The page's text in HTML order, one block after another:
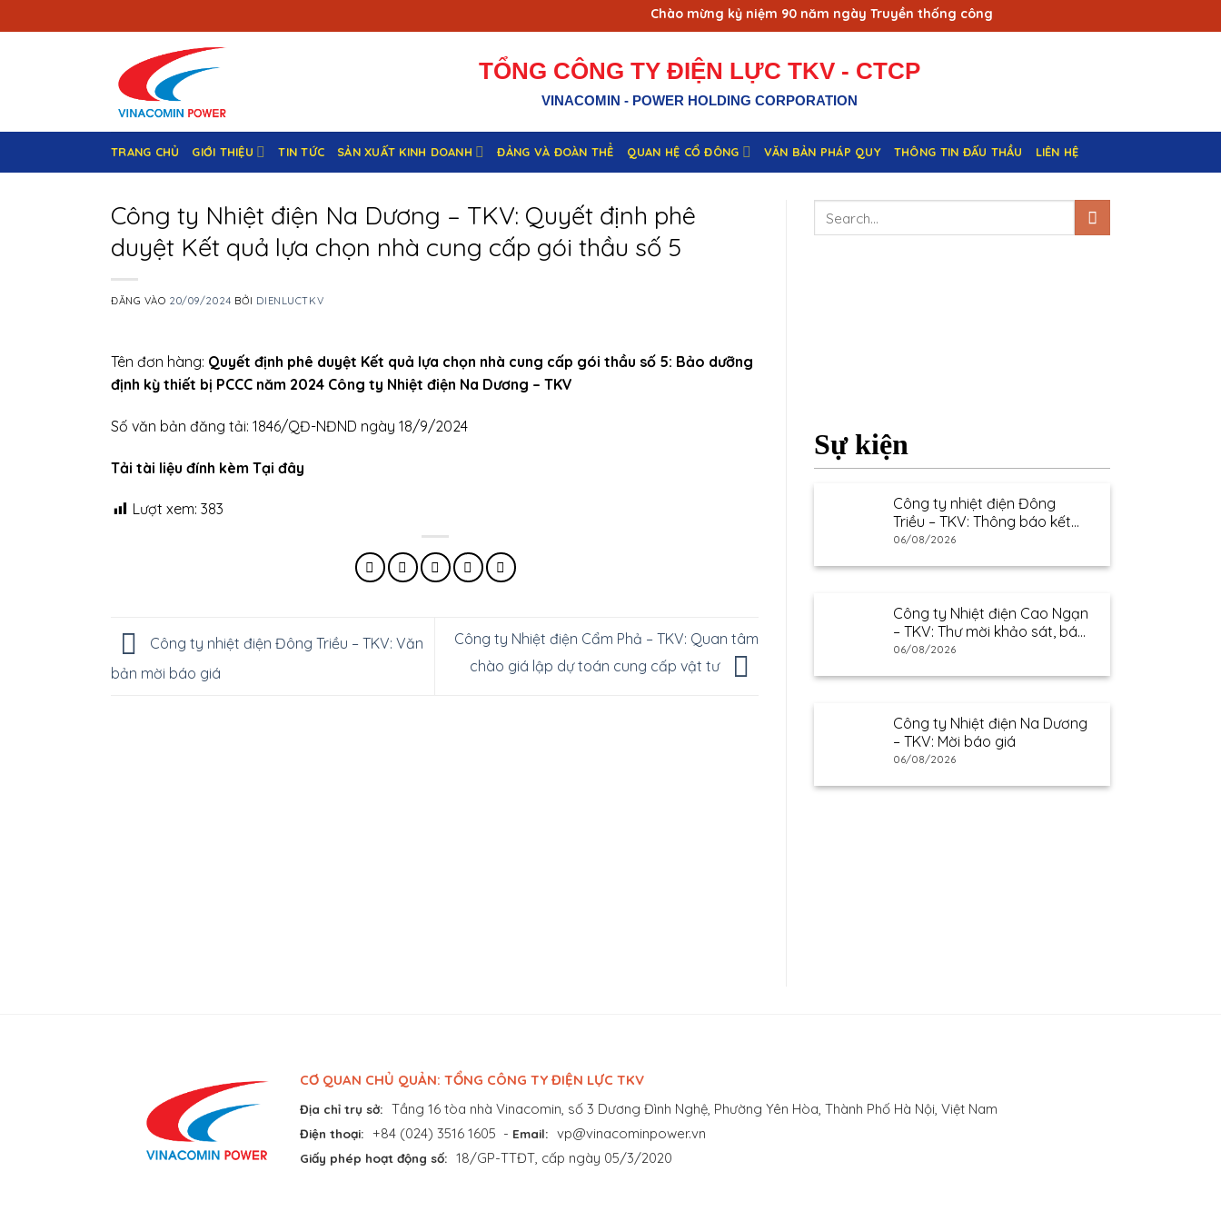
qua
Chào mừng kỷ niệm 90 năm ngày Truyền thống công nhân Vùng mỏ - Truyền thống ngành
TỔNG CÔNG TY ĐIỆN LỰC TKV - CTCP
VINACOMIN - POWER HOLDING CORPORATION
TRANG CHỦ GIỚI THIỆU TIN TỨC SẢN XUẤT KINH DOANH ĐẢNG VÀ ĐOÀN THỂ QUAN HỆ CỔ ĐÔNG VĂN BẢN PHÁP QUY THÔNG TIN ĐẤU THẦU LIÊN HỆ
Công ty Nhiệt điện Na Dương – TKV: Quyết định phê
duyệt Kết quả lựa chọn nhà cung cấp gói thầu số 5
ĐĂNG VÀO 20/09/2024 BỞI DIENLUCTKV
Tên đơn hàng: Quyết định phê duyệt Kết quả lựa chọn nhà cung cấp gói thầu số 5: Bảo dưỡng
định kỳ thiết bị PCCC năm 2024 Công ty Nhiệt điện Na Dương – TKV
Số văn bản đăng tải: 1846/QĐ-NĐND ngày 18/9/2024
Tải tài liệu đính kèm Tại đây
Lượt xem: 383
Công ty nhiệt điện Đông Triều – TKV: Văn
bản mời báo giá
Công ty Nhiệt điện Cẩm Phả – TKV: Quan tâm
chào giá lập dự toán cung cấp vật tư
Sự kiện
Công ty nhiệt điện Đông
Triều – TKV: Thông báo kết
quả lựa chọn nhà cung cấp
06/08/2026
Công ty Nhiệt điện Cao Ngạn
– TKV: Thư mời khảo sát, báo
giá
06/08/2026
Công ty Nhiệt điện Na Dương
– TKV: Mời báo giá
06/08/2026
CƠ QUAN CHỦ QUẢN: TỔNG CÔNG TY ĐIỆN LỰC TKV
Địa chỉ trụ sở: Tầng 16 tòa nhà Vinacomin, số 3 Dương Đình Nghệ, Phường Yên Hòa, Thành Phố Hà Nội, Việt Nam
Điện thoại: +84 (024) 3516 1605 - Email: vp@vinacominpower.vn
Giấy phép hoạt động số: 18/GP-TTĐT, cấp ngày 05/3/2020